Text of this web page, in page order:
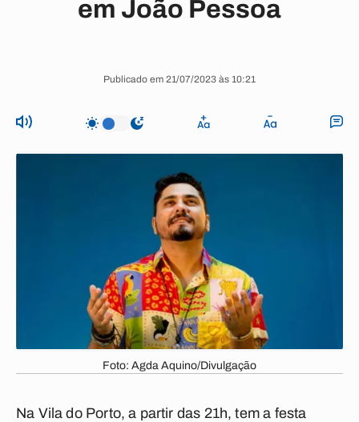
em João Pessoa
Publicado em 21/07/2023 às 10:21
Foto: Agda Aquino/Divulgação
Na Vila do Porto, a partir das 21h, tem a festa